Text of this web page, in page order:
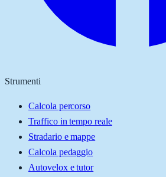
Strumenti
Calcola percorso
Traffico in tempo reale
Stradario e mappe
Calcola pedaggio
Autovelox e tutor